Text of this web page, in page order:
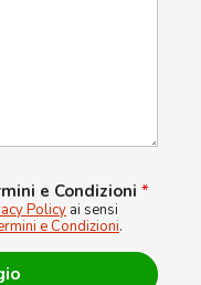
e Condizioni *
Policy ai sensi
e Condizioni.